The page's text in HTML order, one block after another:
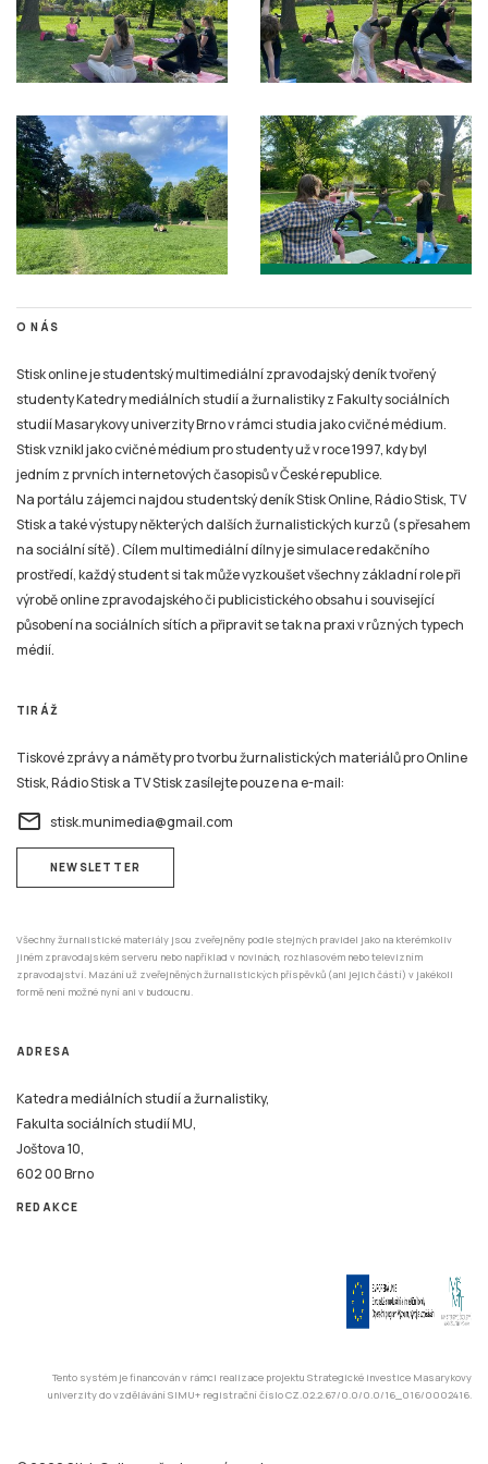
O NÁS
Stisk online je studentský multimediální zpravodajský deník tvořený
studenty Katedry mediálních studií a žurnalistiky z Fakulty sociálních
studií Masarykovy univerzity Brno v rámci studia jako cvičné médium.
Stisk vznikl jako cvičné médium pro studenty už v roce 1997, kdy byl
jedním z prvních internetových časopisů v České republice.
Na portálu zájemci najdou studentský deník Stisk Online, Rádio Stisk, TV
Stisk a také výstupy některých dalších žurnalistických kurzů (s přesahem
na sociální sítě). Cílem multimediální dílny je simulace redakčního
prostředí, každý student si tak může vyzkoušet všechny základní role při
výrobě online zpravodajského či publicistického obsahu i související
působení na sociálních sítích a připravit se tak na praxi v různých typech
médií.
TIRÁŽ
Tiskové zprávy a náměty pro tvorbu žurnalistických materiálů pro Online
Stisk, Rádio Stisk a TV Stisk zasílejte pouze na e-mail:
email stisk.munimedia@gmail.com
NEWSLETTER
Všechny žurnalistické materiály jsou zveřejněny podle stejných pravidel jako na kterémkoliv
jiném zpravodajském serveru nebo například v novinách, rozhlasovém nebo televizním
zpravodajství. Mazání už zveřejněných žurnalistických příspěvků (ani jejich částí) v jakékoli
formě není možné nyní ani v budoucnu.
ADRESA
Katedra mediálních studií a žurnalistiky,
Fakulta sociálních studií MU,
Joštova 10,
602 00 Brno
REDAKCE
Tento systém je financován v rámci realizace projektu Strategické investice Masarykovy
univerzity do vzdělávání SIMU+ registrační číslo CZ.02.2.67/0.0/0.0/16_016/0002416.